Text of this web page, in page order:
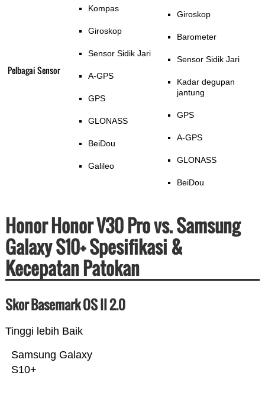
Pelbagai Sensor
Kompas
Giroskop
Sensor Sidik Jari
A-GPS
GPS
GLONASS
BeiDou
Galileo
Giroskop
Barometer
Sensor Sidik Jari
Kadar degupan
jantung
GPS
A-GPS
GLONASS
BeiDou
Honor Honor V30 Pro vs. Samsung
Galaxy S10+ Spesifikasi &
Kecepatan Patokan
Skor Basemark OS II 2.0
Tinggi lebih Baik
Samsung Galaxy
S10+